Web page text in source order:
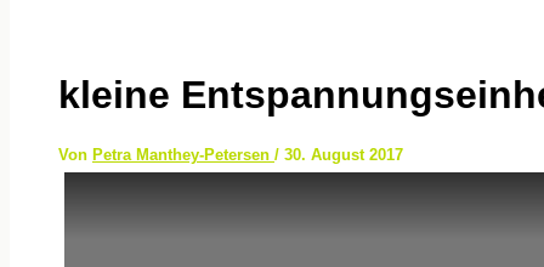
kleine
Von Petra Manthey-Petersen / 30. August 2017